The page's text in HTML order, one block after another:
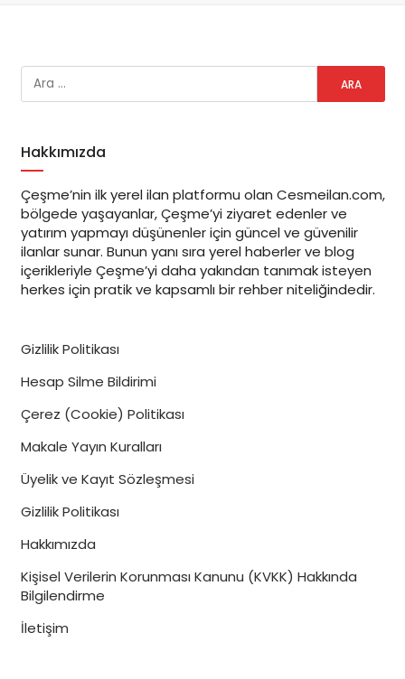
yolculuğu başlıyor!Hanimeli Ev Yemekleri, geleneksel
Türk mutfağının en özel tatlarını özenle hazırlayarak
evinizdeki sıcaklığı aratmayacak bir deneyim yaşayın.
Doğallığı ve lezzeti ön planda tutan Hanimeli Ev
Yemekleri, özel siparişler alarak her damak zevkine
uygun tatlar sunuyor. Çeşme’nin ruhuna uygun, sağlıklı
ve lezzetli yemeklerle sofralarınızı donatmak için
sevdiklerinizle unutulmaz bir sofra kurmak için
Hanimeli Ev Yemekleri’ni tercih edin!
Hakkımızda
Çeşme’nin ilk yerel ilan platformu olan Cesmeilan.com,
bölgede yaşayanlar, Çeşme’yi ziyaret edenler ve
yatırım yapmayı düşünenler için güncel ve güvenilir
ilanlar sunar. Bunun yanı sıra yerel haberler ve blog
içerikleriyle Çeşme’yi daha yakından tanımak isteyen
herkes için pratik ve kapsamlı bir rehber niteliğindedir.
Gizlilik Politikası
Hesap Silme Bildirimi
Çerez (Cookie) Politikası
Makale Yayın Kuralları
Üyelik ve Kayıt Sözleşmesi
Gizlilik Politikası
Hakkımızda
Kişisel Verilerin Korunması Kanunu (KVKK) Hakkında
Bilgilendirme
İletişim